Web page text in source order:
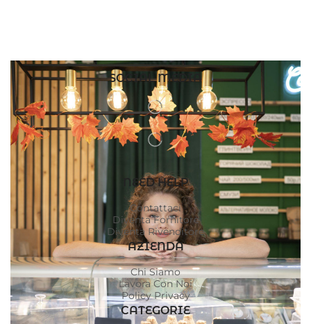
SOCIAL MEDIA
NEED HELP
Contattaci
Diventa Fornitore
Diventa Rivenditore
AZIENDA
Chi Siamo
Lavora Con Noi
Policy Privacy
CATEGORIE